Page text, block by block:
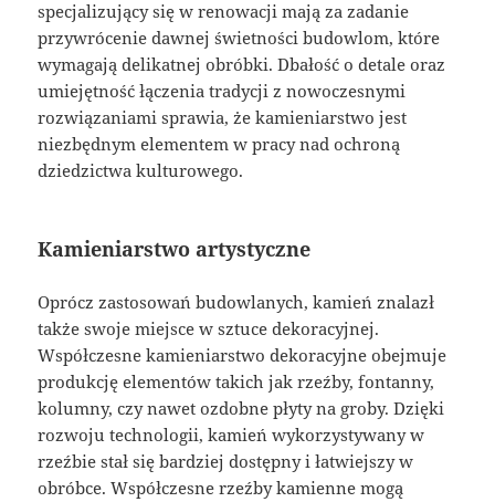
specjalizujący się w renowacji mają za zadanie
przywrócenie dawnej świetności budowlom, które
wymagają delikatnej obróbki. Dbałość o detale oraz
umiejętność łączenia tradycji z nowoczesnymi
rozwiązaniami sprawia, że kamieniarstwo jest
niezbędnym elementem w pracy nad ochroną
dziedzictwa kulturowego.
Kamieniarstwo artystyczne
Oprócz zastosowań budowlanych, kamień znalazł
także swoje miejsce w sztuce dekoracyjnej.
Współczesne kamieniarstwo dekoracyjne obejmuje
produkcję elementów takich jak rzeźby, fontanny,
kolumny, czy nawet ozdobne płyty na groby. Dzięki
rozwoju technologii, kamień wykorzystywany w
rzeźbie stał się bardziej dostępny i łatwiejszy w
obróbce. Współczesne rzeźby kamienne mogą